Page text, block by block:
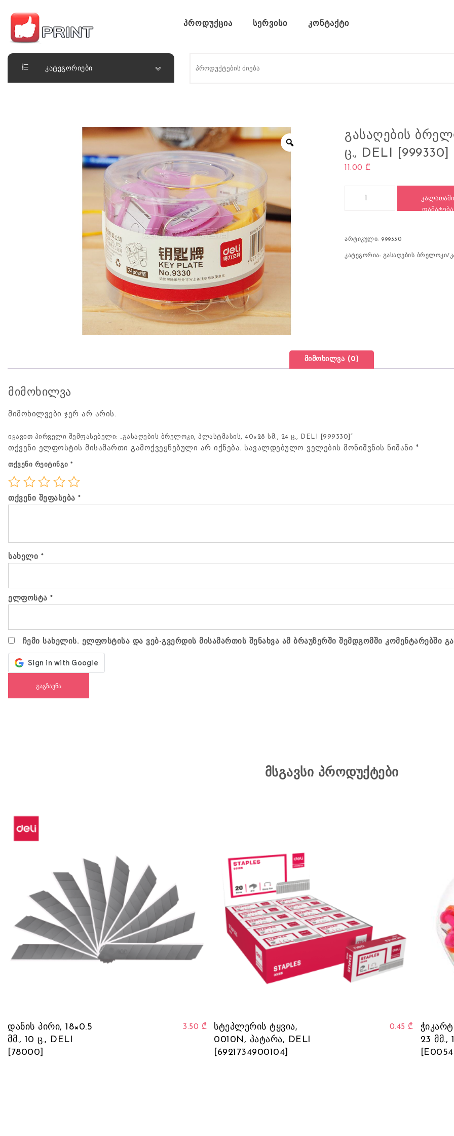
Skip to content
ლაიქ ფრინთ
პროდუქცია სერვისი კონტაქტი
კატეგორიები
ᲒᲐᲡᲐᲦᲔᲑᲘᲡ
Ც., DELI [999330]
11.00 ₾
ᲙᲐᲚᲐᲗᲐᲨᲘ
ᲓᲐᲛᲐᲢᲔᲑᲐ
არტიკული: 999330
კატეგორია: გასაღების ბრელოკი/
მიმოხილვა (0)
მიმოხილვა
მიმოხილვები ჯერ არ არის.
იყავით პირველი შემფასებელი: „გასაღების ბრელოკი, პლასტმასის, 40×28 სმ., 24 ც., DELI [999330]“
თქვენი ელფოსტის მისამართი გამოქვეყნებული არ იქნება. სავალდებულო ველების მონიშვნის ნიშანი *
თქვენი რეიტინგი *
თქვენი შეფასება *
სახელი *
ელფოსტა *
ჩემი სახელის. ელფოსტისა და ვებ-გვერდის მისამართის შენახვა ამ ბრაუზერში შემდგომში კომენტარებში
მსგავსი პროდუქტები
დანის პირი, 18×0.5
მმ., 10 ც., DELI
[78000]
3.50 ₾
სტეპლერის ტყვია,
0010N, პატარა, DELI
[6921734900104]
0.45 ₾
23 მმ.,